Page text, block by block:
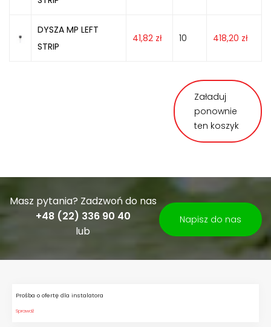
DYSZA MP LEFT
STRIP
41,82 zł 10 418,20 zł
Załaduj
ponownie
ten koszyk
Masz pytania? Zadzwoń do nas
+48 (22) 336 90 40
lub
Napisz do nas
Prośba o ofertę dla instalatora
Sprawdź